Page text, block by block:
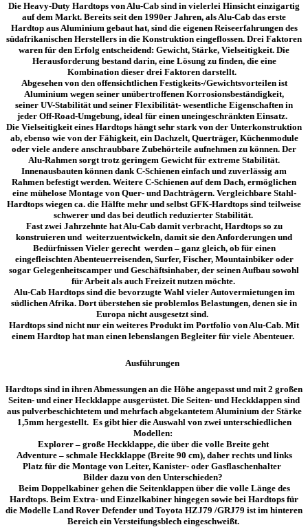
Die Heavy-Duty Hardtops von Alu-Cab sind in vielerlei Hinsicht einzigartig
auf dem Markt. Bereits seit den 1990er Jahren, als Alu-Cab das erste
Hardtop aus Aluminium gebaut hat, sind die eigenen Reiseerfahrungen des
südafrikanischen Herstellers in die Konstruktion eingeflossen. Drei Faktoren
waren für den Erfolg entscheidend: Gewicht, Stärke, Vielseitigkeit. Die
Herausforderung bestand darin, eine Lösung zu finden, die eine
Kombination dieser drei Faktoren darstellt.
Abgesehen von den offensichtlichenFestigkeits-/Gewichtsvorteilenist
Aluminium wegen seiner unübertroffenen Korrosionsbeständigkeit,
seiner UV-Stabilitätund seiner Flexibilität- wesentliche Eigenschaften in
jeder Off-Road-Umgebung, ideal für einen uneingeschränkten Einsatz.
Die Vielseitigkeit eines Hardtops hängt sehr stark von der Unterkonstruktion
ab, ebenso wie von der Fähigkeit, ein Dachzelt, Querträger, Küchenmodule
oder viele andere anschraubbare Zubehörteile aufnehmen zu können. Der
Alu-Rahmen sorgttrotz geringem Gewicht für extreme Stabilität.
Innenausbauten können dank C-Schienen einfach und zuverlässig am
Rahmen befestigt werden. Weitere C-Schienen auf dem Dach, ermöglichen
eine mühelose Montage von Quer- und Dachträgern. Vergleichbare Stahl-
Hardtops wiegen ca. die Hälfte mehr und selbst GFK-Hardtops sind teilweise
schwerer und das bei deutlich reduzierter Stabilität.
Fast zwei Jahrzehnte hat Alu-Cab damit verbracht, Hardtops so zu
konstruieren und weiterzuentwickeln, damit sie den Anforderungen und
Bedürfnissen Vieler gerecht werden – ganz gleich, ob für einen
eingefleischten Abenteuerreisenden, Surfer, Fischer, Mountainbiker oder
sogar Gelegenheitscamper und Geschäftsinhaber, der seinen Aufbau sowohl
für Arbeit als auch Freizeit nutzen möchte.
Alu-Cab Hardtops sind diebevorzugte Wahl vieler Autovermietungenim
südlichen Afrika. Dortüberstehen sie problemlos Belastungen, denen sie in
Europa nicht ausgesetzt sind.
Hardtops sind nicht nur ein weiteres Produkt im Portfolio von Alu-Cab. Mit
einem Hardtop hat man einen lebenslangen Begleiter für viele Abenteuer.
Ausführungen
Hardtops sind in ihren Abmessungen an die Höhe angepasst und mit 2 großen
Seiten- und einer Heckklappe ausgerüstet. Die Seiten- und Heckklappen sind
aus pulverbeschichtetem und mehrfach abgekantetem Aluminium der Stärke
1,5mm hergestellt. Es gibt hier die Auswahl von zwei unterschiedlichen
Modellen:
Explorer – große Heckklappe, die über die volle Breite geht
Adventure – schmale Heckklappe (Breite 90 cm), daher rechts und links
Platz für die Montage von Leiter, Kanister- oder Gasflaschenhalter
Bilder dazu von den Unterschieden?
Beim Doppelkabiner gehen die Seitenklappen über die volle Länge des
Hardtops. Beim Extra- und Einzelkabiner hingegen sowie bei Hardtops für
die Modelle Land Rover Defender und Toyota HZJ79 /GRJ79 ist im hinteren
Bereich ein Versteifungsblech eingeschweißt.